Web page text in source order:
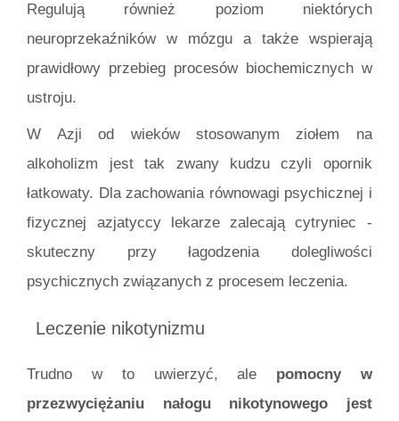
Regulują również poziom niektórych
neuroprzekaźników w mózgu a także wspierają
prawidłowy przebieg procesów biochemicznych w
ustroju.
W Azji od wieków stosowanym ziołem na
alkoholizm jest tak zwany kudzu czyli opornik
łatkowaty. Dla zachowania równowagi psychicznej i
fizycznej azjatyccy lekarze zalecają cytryniec -
skuteczny przy łagodzenia dolegliwości
psychicznych związanych z procesem leczenia.
Leczenie nikotynizmu
Trudno w to uwierzyć, ale pomocny w
przezwyciężaniu nałogu nikotynowego jest